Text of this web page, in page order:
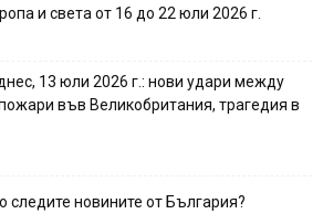
и света от 16 до 22 юли 2026 г.
13 юли 2026 г.: нови удари между
във Великобритания, трагедия в
следите новините от България?